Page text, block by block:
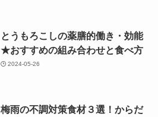
とうもろこしの薬膳的働き・効能
★おすすめの組み合わせと食べ方
2024-05-26
梅雨の不調対策食材３選！からだ